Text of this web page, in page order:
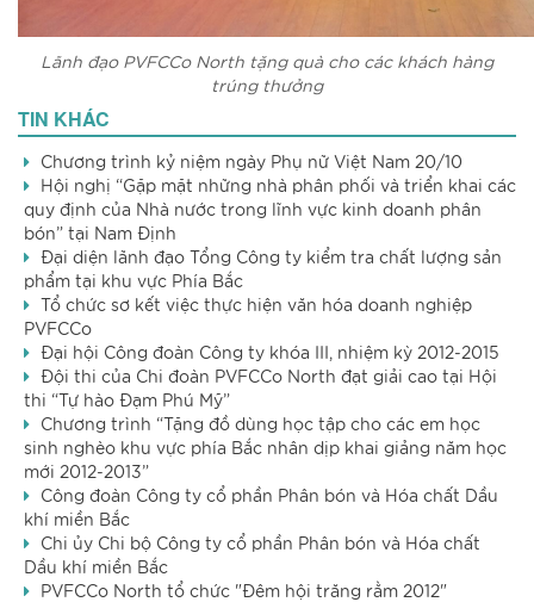
Lãnh đạo PVFCCo North tặng quà cho các khách hàng
trúng thưởng
TIN KHÁC
Chương trình kỷ niệm ngày Phụ nữ Việt Nam 20/10
Hội nghị “Gặp mặt những nhà phân phối và triển khai các
quy định của Nhà nước trong lĩnh vực kinh doanh phân
bón” tại Nam Định
Đại diện lãnh đạo Tổng Công ty kiểm tra chất lượng sản
phẩm tại khu vực Phía Bắc
Tổ chức sơ kết việc thực hiện văn hóa doanh nghiệp
PVFCCo
Đại hội Công đoàn Công ty khóa III, nhiệm kỳ 2012-2015
Đội thi của Chi đoàn PVFCCo North đạt giải cao tại Hội
thi “Tự hào Đạm Phú Mỹ”
Chương trình “Tặng đồ dùng học tập cho các em học
sinh nghèo khu vực phía Bắc nhân dịp khai giảng năm học
mới 2012-2013”
Công đoàn Công ty cổ phần Phân bón và Hóa chất Dầu
khí miền Bắc
Chi ủy Chi bộ Công ty cổ phần Phân bón và Hóa chất
Dầu khí miền Bắc
PVFCCo North tổ chức "Đêm hội trăng rằm 2012"